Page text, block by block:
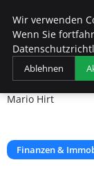
Fds
Startseite
Die Weisheit der
Mario Hirt
Finanzen &
Wir verwenden
Wenn Sie
Ablehnen